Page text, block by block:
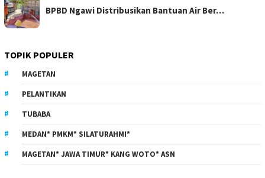
BPBD Ngawi Distribusikan Bantuan Air Ber…
TOPIK POPULER
MAGETAN
PELANTIKAN
TUBABA
MEDAN* PMKM* SILATURAHMI*
MAGETAN* JAWA TIMUR* KANG WOTO* ASN